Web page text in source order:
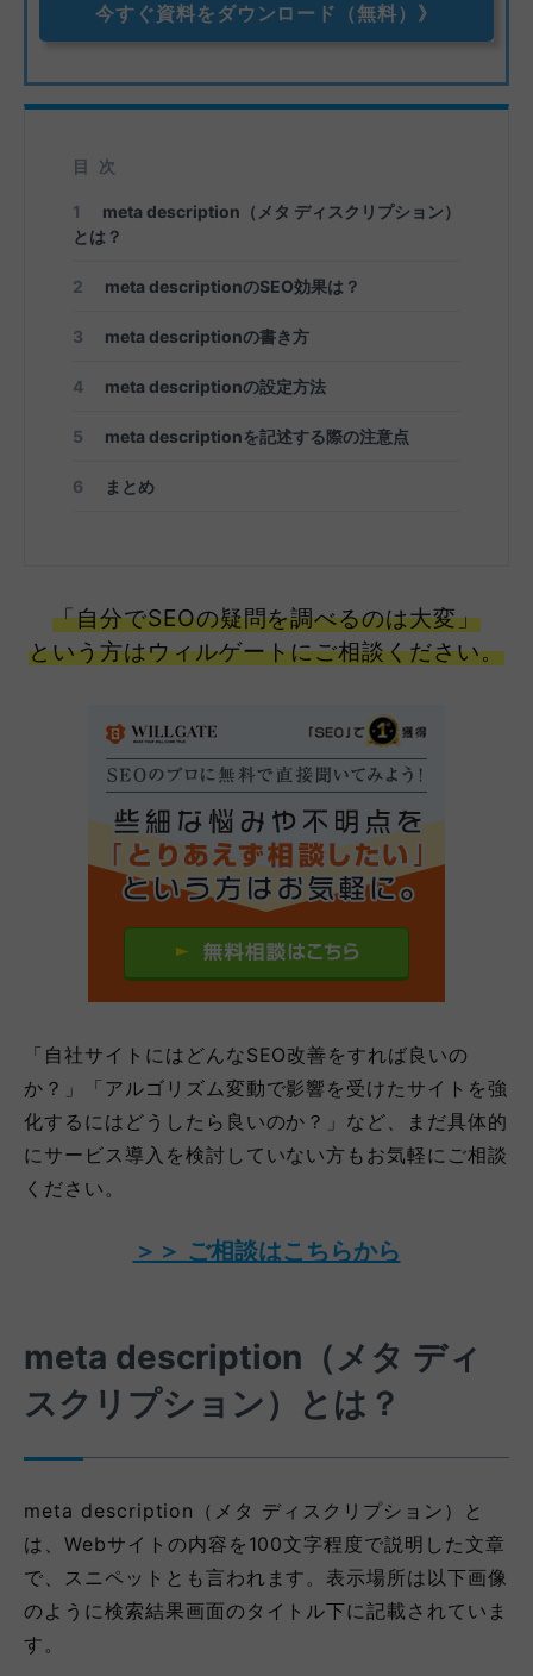
今すぐ資料をダウンロード（無料）》
目次
1
meta description（メタ ディスクリプション）
とは？
2 meta descriptionのSEO効果は？
3 meta descriptionの書き方
4 meta descriptionの設定方法
5 meta descriptionを記述する際の注意点
6 まとめ
「自分でSEOの疑問を調べるのは大変」
という方はウィルゲートにご相談ください。
「自社サイトにはどんなSEO改善をすれば良いの
か？」「アルゴリズム変動で影響を受けたサイトを強
化するにはどうしたら良いのか？」など、まだ具体的
にサービス導入を検討していない方もお気軽にご相談
ください。
＞＞ ご相談はこちらから
meta description（メタ ディ
スクリプション）とは？
meta description（メタ ディスクリプション）と
は、Webサイトの内容を100文字程度で説明した文章
で、スニペットとも言われます。表示場所は以下画像
のように検索結果画面のタイトル下に記載されていま
す。